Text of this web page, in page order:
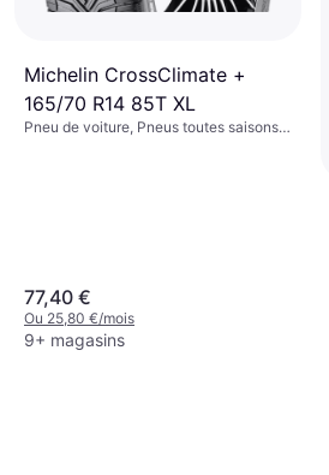
Michelin CrossClimate +
165/70 R14 85T XL
Pneu de voiture, Pneus toutes saisons,
77,40 €
Ou 25,80 €/mois
9+ magasins